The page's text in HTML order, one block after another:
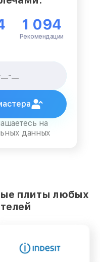
1 094
Рекомендации
на
данных
плиты любых